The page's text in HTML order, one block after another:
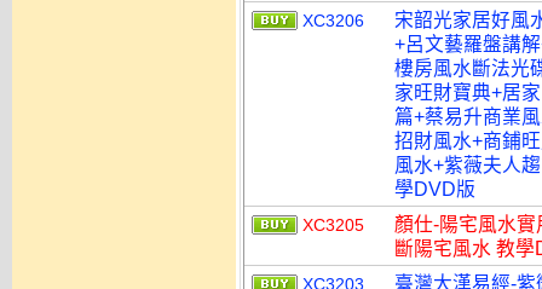
XC3206
宋韶光家居好風
+呂文藝羅盤講
樓房風水斷法光
家旺財寶典+居
篇+蔡易升商業
招財風水+商鋪
風水+紫薇夫人
學DVD版
XC3205
顏仕-陽宅風水
斷陽宅風水 教學
XC3203 臺灣大漢易經-